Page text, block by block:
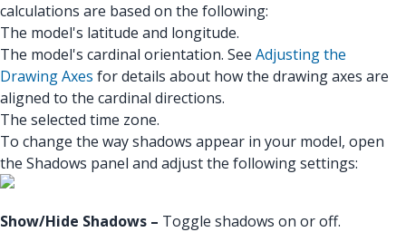
calculations are based on the following:
The model's latitude and longitude.
The model's cardinal orientation. See Adjusting the
Drawing Axes for details about how the drawing axes are
aligned to the cardinal directions.
The selected time zone.
To change the way shadows appear in your model, open
the Shadows panel and adjust the following settings:
Show/Hide Shadows – Toggle shadows on or off.